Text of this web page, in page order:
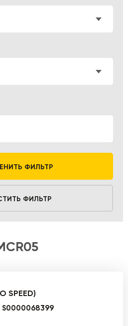
ФИЛЬТР
ФИЛЬТР
SPEED)
S0000068399